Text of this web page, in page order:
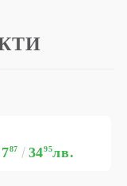
87 3495лв.